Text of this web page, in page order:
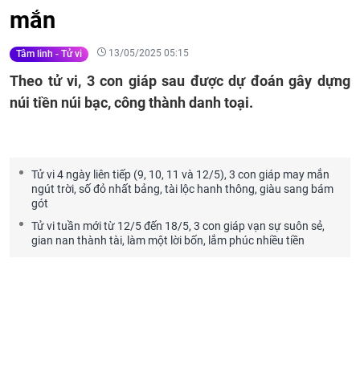
mắn
Tâm linh - Tử vi 13/05/2025 05:15
Theo tử vi, 3 con giáp sau được dự đoán gây dựng
núi tiền núi bạc, công thành danh toại.
Tử vi 4 ngày liên tiếp (9, 10, 11 và 12/5), 3 con giáp may mắn
ngút trời, số đỏ nhất bảng, tài lộc hanh thông, giàu sang bám
gót
Tử vi tuần mới từ 12/5 đến 18/5, 3 con giáp vạn sự suôn sẻ,
gian nan thành tài, làm một lời bốn, lắm phúc nhiều tiền